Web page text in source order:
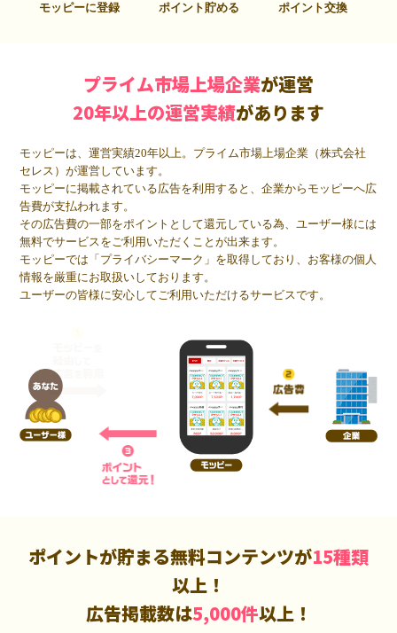
モッピーに登録 ポイント貯める ポイント交換
プライム市場上場企業が運営
20年以上の運営実績があります
モッピーは、運営実績20年以上。プライム市場上場企業（株式会社
セレス）が運営しています。
モッピーに掲載されている広告を利用すると、企業からモッピーへ広
告費が支払われます。
その広告費の一部をポイントとして還元している為、ユーザー様には
無料でサービスをご利用いただくことが出来ます。
モッピーでは「プライバシーマーク」を取得しており、お客様の個人
情報を厳重にお取扱いしております。
ユーザーの皆様に安心してご利用いただけるサービスです。
ポイントが貯まる無料コンテンツが15種類
以上！
広告掲載数は5,000件以上！